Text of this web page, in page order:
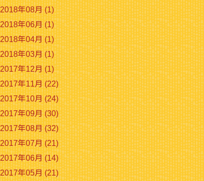
2018年08月 (1)
2018年06月 (1)
2018年04月 (1)
2018年03月 (1)
2017年12月 (1)
2017年11月 (22)
2017年10月 (24)
2017年09月 (30)
2017年08月 (32)
2017年07月 (21)
2017年06月 (14)
2017年05月 (21)